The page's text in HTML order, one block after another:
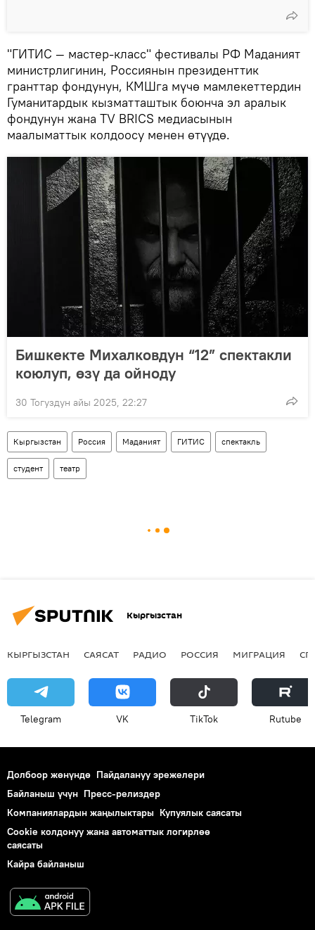
"ГИТИС — мастер-класс" фестивалы РФ Маданият
министрлигинин, Россиянын президенттик
гранттар фондунун, КМШга мүчө мамлекеттердин
Гуманитардык кызматташтык боюнча эл аралык
фондунун жана TV BRICS медиасынын
маалыматтык колдоосу менен өтүүдө.
Бишкекте Михалковдун “12” спектакли
коюлуп, өзү да ойноду
30 Тогуздун айы 2025, 22:27
Кыргызстан Россия Маданият ГИТИС спектакль
студент театр
Кыргызстан
КЫРГЫЗСТАН САЯСАТ РАДИО РОССИЯ МИГРАЦИЯ
Telegram VK ТikТоk Rutube
Долбоор жөнүндө Пайдалануу эрежелери
Байланыш үчүн Пресс-релиздер
Компаниялардын жаңылыктары Купуялык саясаты
Cookie колдонуу жана автоматтык логирлөө
саясаты
Кайра байланыш